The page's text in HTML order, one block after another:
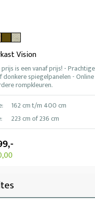
Vision
is een vanaf prijs! -
spiegelpanelen -
rompkleuren.
162 cm t/m 400 cm
223 cm of 236 cm